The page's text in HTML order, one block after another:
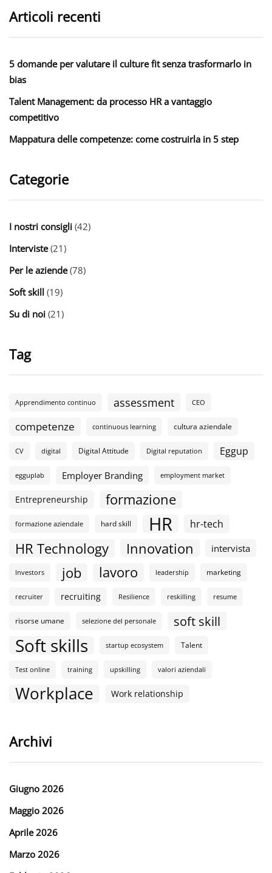
Articoli recenti
5 domande per valutare il culture fit senza trasformarlo in
bias
Talent Management: da processo HR a vantaggio
competitivo
Mappatura delle competenze: come costruirla in 5 step
Categorie
I nostri consigli (42)
Interviste(21)
Per le aziende(78)
Soft skill (19)
Su di noi (21)
Tag
Apprendimento continuo assessment CEO
competenze continuous learning cultura aziendale
CV digital Digital Attitude Digital reputation Eggup
egguplab Employer Branding employment market
Entrepreneurship formazione
formazione aziendale hard skill HR hr-tech
HR Technology Innovation intervista
Investors job lavoro leadership marketing
recruiter recruiting Resilience reskilling resume
risorse umane selezione del personale soft skill
Soft skills startup ecosystem Talent
Test online training upskilling valori aziendali
Workplace Work relationship
Archivi
Giugno 2026
Maggio 2026
Aprile 2026
Marzo 2026